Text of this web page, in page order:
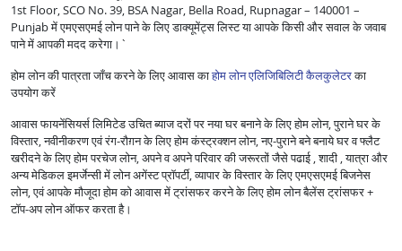
1st Floor, SCO No. 39, BSA Nagar, Bella Road, Rupnagar – 140001 –
Punjab में एमएसएमई लोन पाने के लिए डाक्यूमेंट्स लिस्ट या आपके किसी और सवाल के जवाब
पाने में आपकी मदद करेगा।`
होम लोन की पात्रता जाँच करने के लिए आवास काहोम लोन एलिजिबिलिटी कैलकुलेटरका
उपयोग करें
आवास फायनेंसियर्स लिमिटेड उचित ब्याज दरों पर नया घर बनाने के लिए होम लोन, पुराने घर के
विस्तार, नवीनीकरण एवं रंग-रौग़न के लिए होम कंस्ट्रक्शन लोन, नए-पुराने बने बनाये घर व फ्लैट
खरीदने के लिए होम परचेज लोन, अपने व अपने परिवार की जरूरतों जैसे पढाई , शादी , यात्रा और
अन्य मेडिकल इमर्जेन्सी में लोन अगेंस्ट प्रॉपर्टी, व्यापार के विस्तार के लिए एमएसएमई बिजनेस
लोन, एवं आपके मौजूदा होम को आवास में ट्रांसफर करने के लिए होम लोन बैलेंस ट्रांसफर +
टॉप-अप लोन ऑफर करता है।